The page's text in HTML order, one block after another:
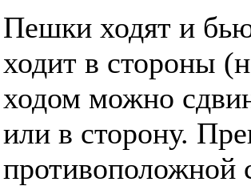
Пешки ходят и
ходит в стороны
ходом можно
или в сторону.
противоположной